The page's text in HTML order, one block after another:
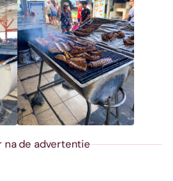
na de advertentie